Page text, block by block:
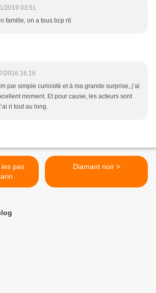
2019 03:51
famille, on a tous bcp rit
2016 16:16
par simple curiosité et à ma grande surprise, j’ai
moment. Et pour cause, les acteurs sont
ri tout au long.
Diamant noir >